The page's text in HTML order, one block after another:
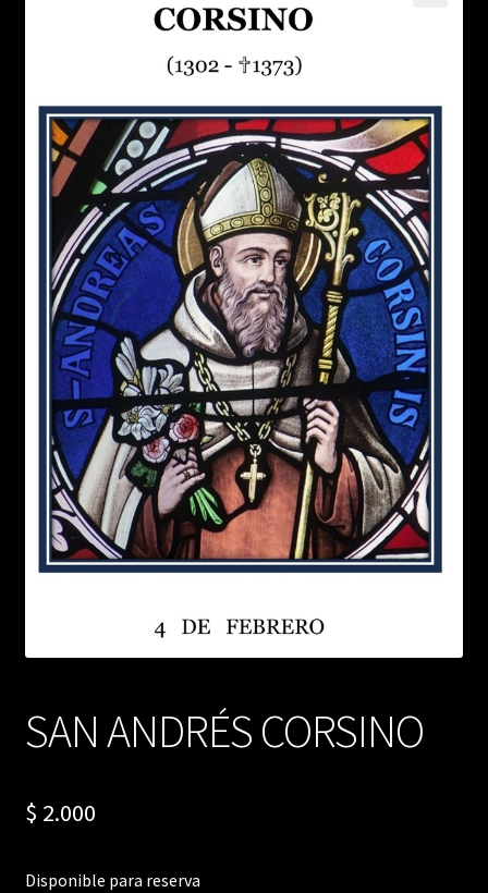
SAN ANDRÉS CORSINO
$ 2.000
Disponible para reserva